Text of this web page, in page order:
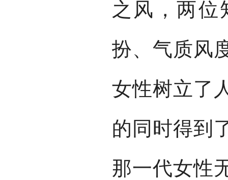
之风，两位
扮、气质风
女性树立了
的同时得到
那一代女性